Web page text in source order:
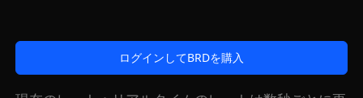
ログインしてBRDを購入